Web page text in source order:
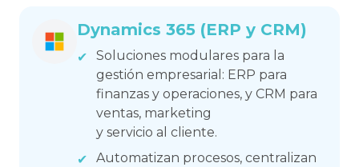
Dynamics 365 (ERP y CRM)
Soluciones modulares para la
gestión empresarial: ERP para
finanzas y operaciones, y CRM para
ventas, marketing
y servicio al cliente.
Automatizan procesos, centralizan